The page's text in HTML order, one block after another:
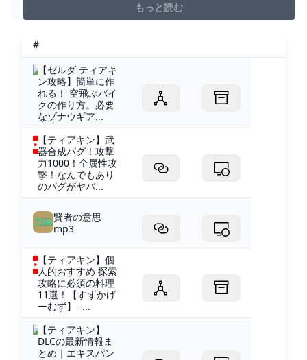
もっと読む
#
【ゼルダ ティアキ
ン攻略】簡単に作
れる！ 空飛ぶバイ
クの作り方。必要
なゾナウギア...
【ティアキン】武
器合成バグ！攻撃
力1000！全属性攻
撃！なんでもあり
のバグがヤバ...
賢者の意思
mp3
【ティアキン】個
人的おすすめ 探索
攻略に必須の料理
11選！【すずかげ
ーむず】 -...
【ティアキン】
DLCの最新情報ま
とめ｜エキスパン